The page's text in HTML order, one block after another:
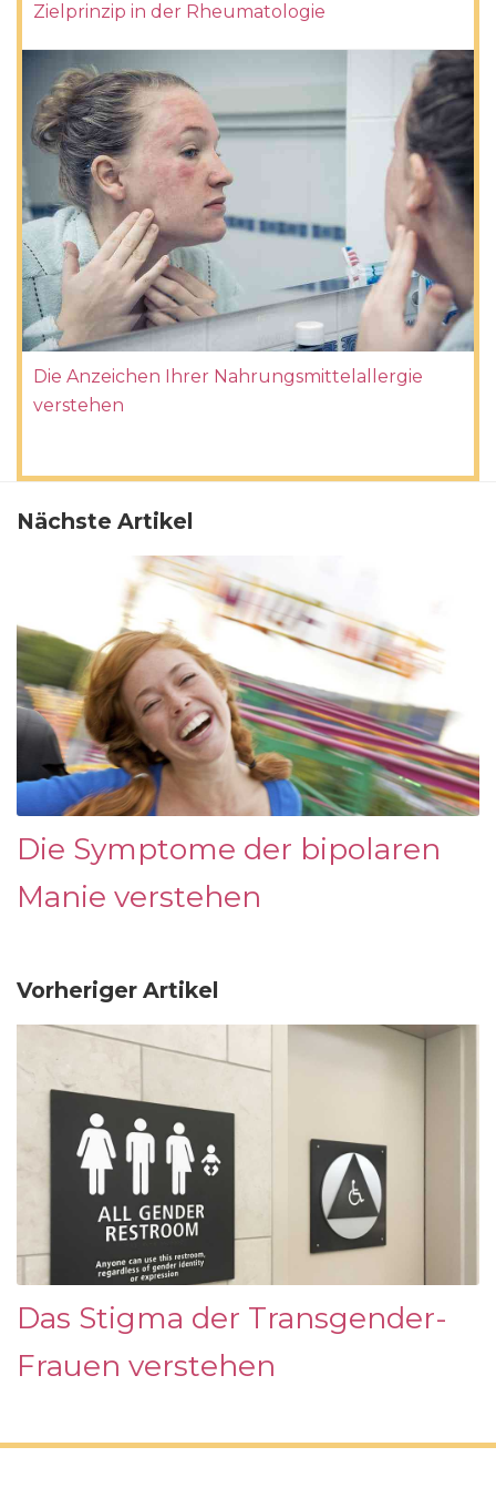
Zielprinzip in der Rheumatologie
Die Anzeichen Ihrer Nahrungsmittelallergie
verstehen
Nächste Artikel
Die Symptome der bipolaren
Manie verstehen
Vorheriger Artikel
Das Stigma der Transgender-
Frauen verstehen